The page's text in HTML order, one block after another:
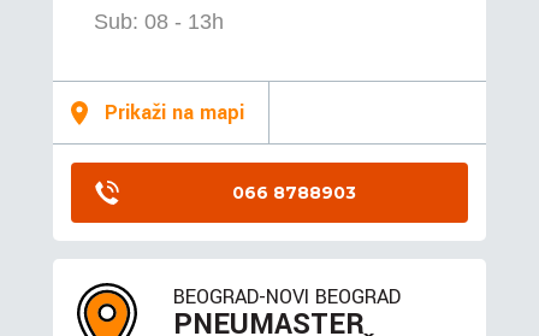
Sub: 08 - 13h
Prikaži na mapi
066 8788903
BEOGRAD-NOVI BEOGRAD
PNEUMASTER